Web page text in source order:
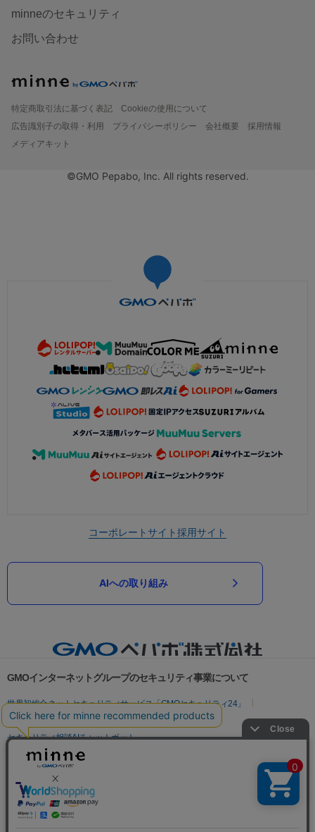
minneのセキュリティ
お問い合わせ
特定商取引法に基づく表記
Cookieの使用について
広告識別子の取得・利用
プライバシーポリシー 会社概要
採用情報
メディアキット
©GMO Pepabo, Inc. All rights reserved.
コーポレートサイト採用サイト
AIへの取り組み
GMOインターネットグループのセキュリティ事業について
世界初総合ネットセキュリティサービス「GMOセキュリティ24」
パスワード漏洩診断
Webサイトリスク診断
セキュリティ相談AIチャットボット
実在証明・盗聴対策
サイバー攻撃対策（GMO Flatt Security）
セキュリティ事業の軌跡